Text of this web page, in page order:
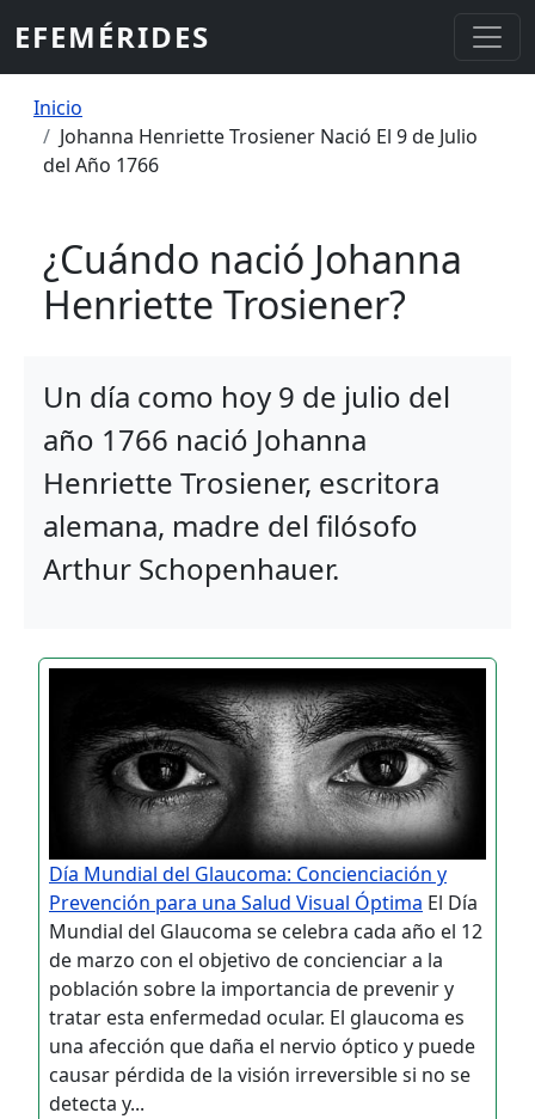
EFEMÉRIDES
Sobrescribir enlaces de ayuda a la
Inicio
Johanna Henriette Trosiener Nació El 9 de Julio
del Año 1766
¿Cuándo nació Johanna
Henriette Trosiener?
Un día como hoy 9 de julio del
año 1766 nació Johanna
Henriette Trosiener, escritora
alemana, madre del filósofo
Arthur Schopenhauer.
Día Mundial del Glaucoma: Concienciación y
Prevención para una Salud Visual Óptima El Día
Mundial del Glaucoma se celebra cada año el 12
de marzo con el objetivo de concienciar a la
población sobre la importancia de prevenir y
tratar esta enfermedad ocular. El glaucoma es
una afección que daña el nervio óptico y puede
causar pérdida de la visión irreversible si no se
detecta y...